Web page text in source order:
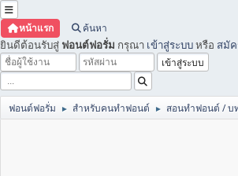
หน้าแรก ค้นหา
ยินดีต้อนรับสู่ ฟอนต์ฟอรั่ม กรุณา เข้าสู่ระบบหรือ สมั
ฟอนต์ฟอรั่ม ► สำหรับคนทำฟอนต์ ► สอนทำฟอนต์ / บ